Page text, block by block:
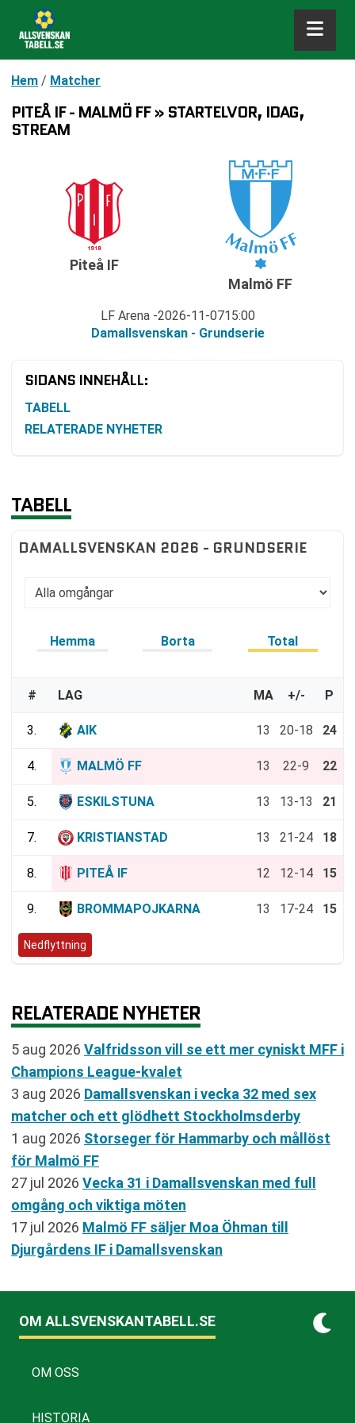
Hem / Matcher
PITEÅ IF - MALMÖ FF » STARTELVOR, IDAG,
STREAM
Piteå IF
LF Arena 2026-11-0715:00
Damallsvenskan - Grundserie
Malmö FF
SIDANS INNEHÅLL:
TABELL
RELATERADE NYHETER
TABELL
DAMALLSVENSKAN 2026 - GRUNDSERIE
Hemma Borta Total
# LAG MA +/- P
3. AIK 13 20-18 24
4. MALMÖ FF 13 22-9 22
5. ESKILSTUNA 13 13-13 21
7. KRISTIANSTAD 13 21-24 18
8. PITEÅ IF 12 12-14 15
9. BROMMAPOJKARNA 13 17-24 15
Nedflyttning
RELATERADE NYHETER
5 aug 2026 Valfridsson vill se ett mer cyniskt MFF i
Champions League-kvalet
3 aug 2026 Damallsvenskan i vecka 32 med sex
matcher och ett glödhett Stockholmsderby
1 aug 2026 Storseger för Hammarby och mållöst
för Malmö FF
27 jul 2026 Vecka 31 i Damallsvenskan med full
omgång och viktiga möten
17 jul 2026 Malmö FF säljer Moa Öhman till
Djurgårdens IF i Damallsvenskan
OM ALLSVENSKANTABELL.SE
OM OSS
HISTORIA